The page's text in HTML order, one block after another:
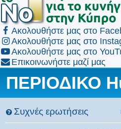
Ακολουθήστε μας στο
Ακολουθήστε μας στο
Ακολουθήστε μας στο
Επικοινωνήστε μαζί μας
ΠΕΡΙΟΔΙΚΟ
Συχνές ερωτήσεις